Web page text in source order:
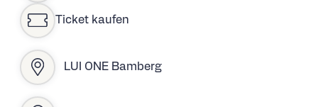
Ticket kaufen
LUI ONE Bamberg